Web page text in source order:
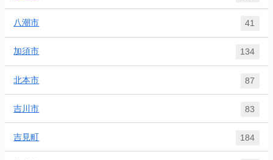
八潮市 41
加須市 134
北本市 87
吉川市 83
吉見町 184